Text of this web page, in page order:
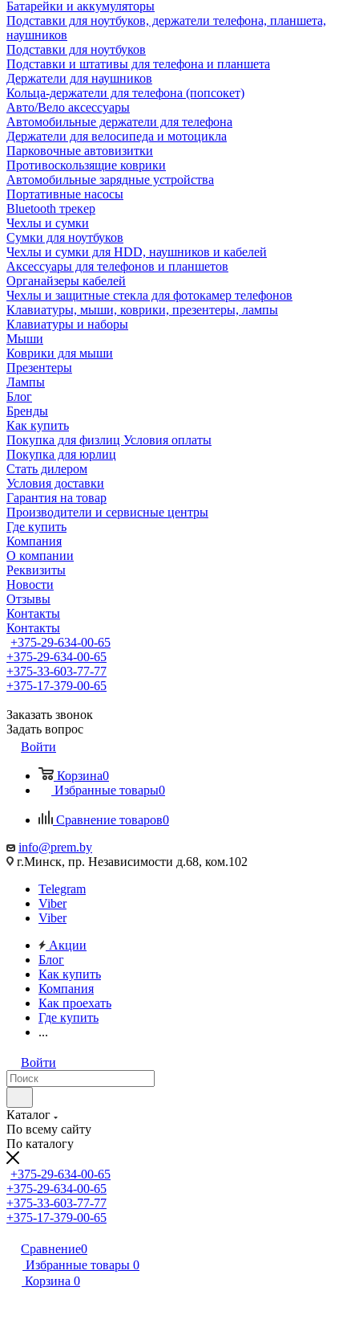
Батарейки и аккумуляторы
Подставки для ноутбуков, держатели телефона, планшета,
наушников
Подставки для ноутбуков
Подставки и штативы для телефона и планшета
Держатели для наушников
Кольца-держатели для телефона (попсокет)
Авто/Вело аксессуары
Автомобильные держатели для телефона
Держатели для велосипеда и мотоцикла
Парковочные автовизитки
Противоскользящие коврики
Автомобильные зарядные устройства
Портативные насосы
Bluetooth трекер
Чехлы и сумки
Сумки для ноутбуков
Чехлы и сумки для HDD, наушников и кабелей
Аксессуары для телефонов и планшетов
Органайзеры кабелей
Чехлы и защитные стекла для фотокамер телефонов
Клавиатуры, мыши, коврики, презентеры, лампы
Клавиатуры и наборы
Мыши
Коврики для мыши
Презентеры
Лампы
Блог
Бренды
Как купить
Покупка для физлиц Условия оплаты
Покупка для юрлиц
Стать дилером
Условия доставки
Гарантия на товар
Производители и сервисные центры
Где купить
Компания
О компании
Реквизиты
Новости
Отзывы
Контакты
Контакты
+375-29-634-00-65
+375-29-634-00-65
+375-33-603-77-77
+375-17-379-00-65
Заказать звонок
Задать вопрос
Войти
Корзина0
Избранные товары0
Сравнение товаров0
info@prem.by
г.Минск, пр. Независимости д.68, ком.102
Telegram
Viber
Viber
Акции
Блог
Как купить
Компания
Как проехать
Где купить
...
Войти
Каталог
По всему сайту
По каталогу
+375-29-634-00-65
+375-29-634-00-65
+375-33-603-77-77
+375-17-379-00-65
Сравнение0
Избранные товары 0
Корзина 0